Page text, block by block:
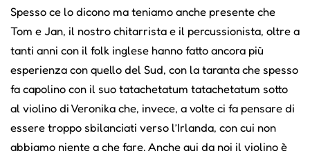
Spesso ce lo dicono ma teniamo anche presente che
Tom e Jan, il nostro chitarrista e il percussionista, oltre a
tanti anni con il folk inglese hanno fatto ancora più
esperienza con quello del Sud, con la taranta che spesso
fa capolino con il suo tatachetatum tatachetatum sotto
al violino di Veronika che, invece, a volte ci fa pensare di
essere troppo sbilanciati verso l’Irlanda, con cui non
abbiamo niente a che fare. Anche qui da noi il violino è